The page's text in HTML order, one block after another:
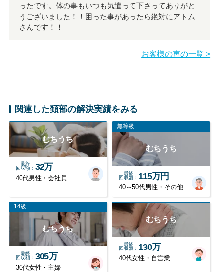
ったです。体の事もいつも気遣って下さってありがと
うございました！！困った事があったら絶対にアトム
さんです！！
お客様の声の一覧 >
関連した頚部の解決実績をみる
むちうち
最終
回収額
32万
40代男性・会社員
無等級
むちうち
最終
回収額
115万円
40～50代男性・その他職業
14級
むちうち
最終
回収額
305万
30代女性・主婦
むちうち
最終
回収額
130万
40代女性・自営業